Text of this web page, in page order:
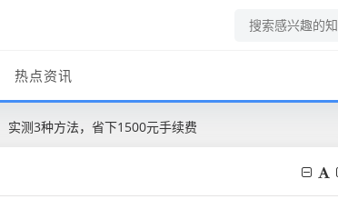
热点资讯
实测3种方法，省下1500元手续费